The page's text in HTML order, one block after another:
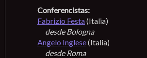
Conferencistas:
Fabrizio Festa(Italia)
desde Bologna
Angelo Inglese(Italia)
desde Roma